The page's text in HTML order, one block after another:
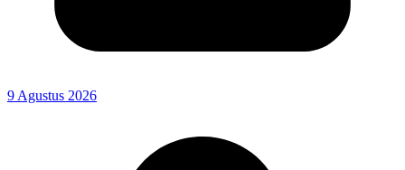
9 Agustus 2026